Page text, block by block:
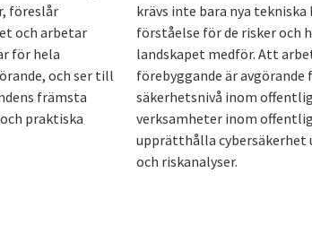
föreslår
och arbetar
för hela
och ser till
främsta
praktiska
krävs inte bara nya
förståelse för de risker och
landskapet medför. Att
förebyggande är
säkerhetsnivå inom
verksamheter inom
upprätthålla cybersäkerhet
och riskanalyser.